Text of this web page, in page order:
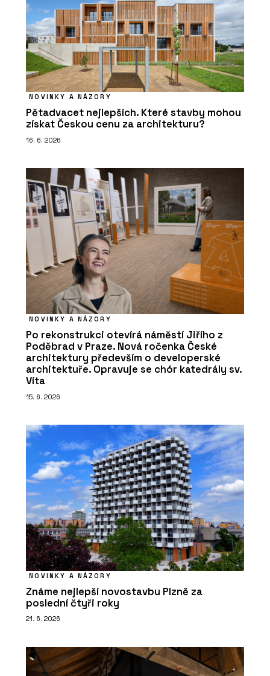
NOVINKY A NÁZORY
Pětadvacet nejlepších. Které stavby mohou
získat Českou cenu za architekturu?
16. 6. 2026
NOVINKY A NÁZORY
Po rekonstrukci otevírá náměstí Jiřího z
Poděbrad v Praze. Nová ročenka České
architektury především o developerské
architektuře. Opravuje se chór katedrály sv.
Víta
15. 6. 2026
NOVINKY A NÁZORY
Známe nejlepší novostavbu Plzně za
poslední čtyři roky
21. 6. 2026